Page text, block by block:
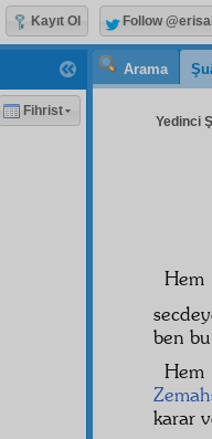
Arama
Yedinci
ben
karar
Fihrist
Kayıt Ol Follow